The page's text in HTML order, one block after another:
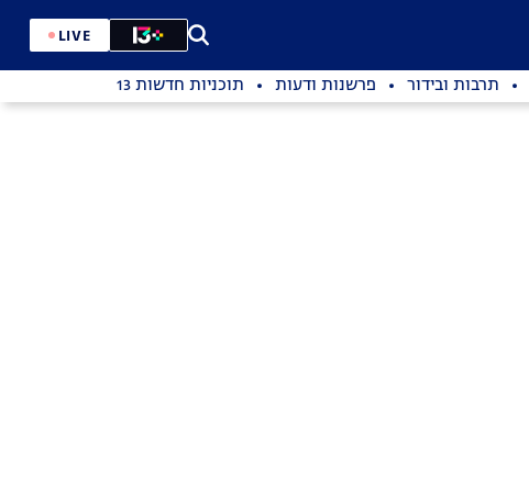
LIVE
תרבות ובידור פרשנות ודעות תוכניות חדשות 13